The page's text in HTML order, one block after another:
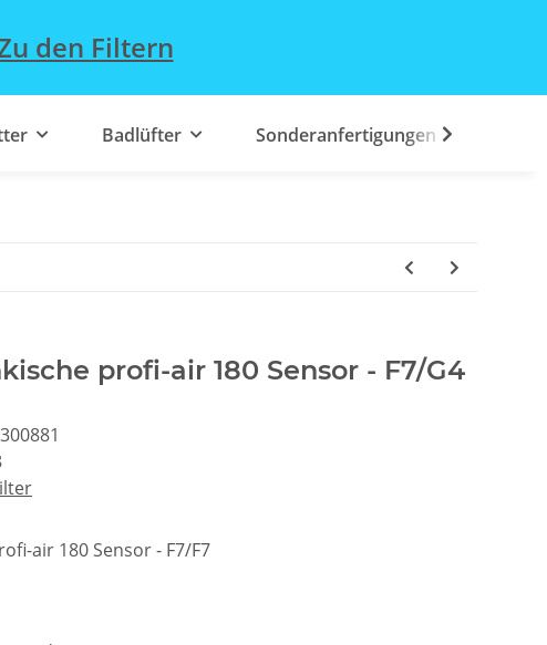
den Filtern
Badlüfter Sonderanfertigungen
profi-air 180 Sensor - F7/G4
air 180 Sensor - F7/F7